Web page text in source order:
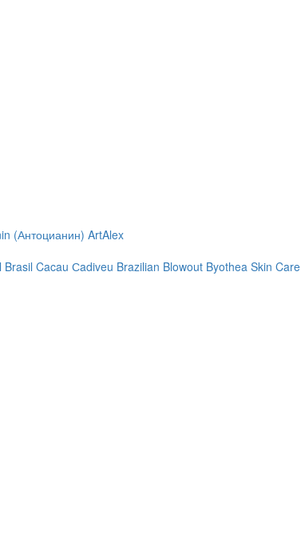
(Антоцианин) ArtAlex
Brasil Cacau Сadiveu Brazilian Blowout Byothea Skin Care